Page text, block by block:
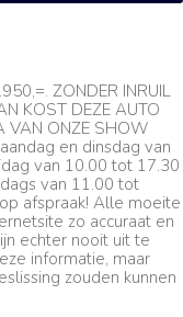
ZONDER INRUIL
KOST DEZE AUTO
VAN ONZE SHOW
en dinsdag van
van 10.00 tot 17.30
van 11.00 tot
afspraak! Alle moeite
zo accuraat en
echter nooit uit te
informatie, maar
zouden kunnen